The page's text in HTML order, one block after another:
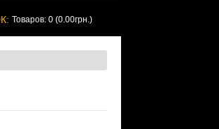
Товаров: 0 (0.00грн.)